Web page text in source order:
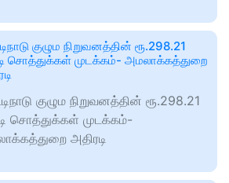
குழும நிறுவனத்தின் ரூ.298.21
சொத்துக்கள் முடக்கம்- அமலாக்கத்துறை
குழும நிறுவனத்தின் ரூ.298.21
சொத்துக்கள் முடக்கம்-
அதிரடி